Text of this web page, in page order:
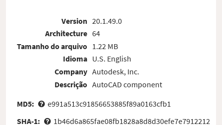
Version
Architecture
Tamanho do arquivo
Idioma
Company
Descrição
20.1.49.0
64
1.22 MB
U.S. English
Autodesk, Inc.
AutoCAD component
MD5:
e991a513c91856653885f89a0163cfb1
SHA-1:
1b46d6a865fae08fb1828a8d8d30efe7e7912212